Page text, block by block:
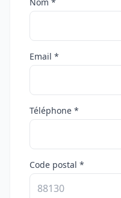
Email *
Téléphone *
Code postal *